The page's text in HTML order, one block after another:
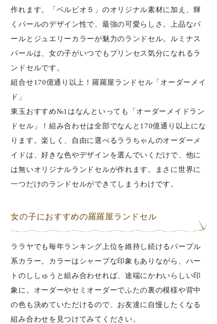
作れます。「ベルビオ５」のオリジナル素材に加え、輝
くパールのデザイン性で、最強の可愛らしさ。上品なパ
ールとジュエリーカラーが魅力のランドセル。ルミナス
パールは、女の子がいつでもプリンセス気分になれるラ
ンドセルです。
組合せ170億通り以上！羅羅屋ランドセル「オーダーメイ
ド」
東玉おすすめ№1はなんといっても「オーダーメイドラン
ドセル」！組み合わせは全部でなんと170億通り以上にな
ります。楽しく、自由に選べるララちゃんのオーダーメ
イドは、好きな色やデザインを選んでいくだけで、他に
は無いオリジナルランドセルが作れます。まさに世界に
一つだけのランドセルができてしまうわけです。
女の子におすすめの羅羅屋ランドセル
ララヤでも毎年ランキング上位を維持し続けるパープル
系カラー。カラーはシャープな印象もありながら、ハー
トのししゅうと組み合わせれば、途端にかわいらしい印
象に。オーダーやセミオーダーでふたの裏の模様や背中
の色も決めていただけるので、お友達に自慢したくなる
組み合わせを見つけてみてください。